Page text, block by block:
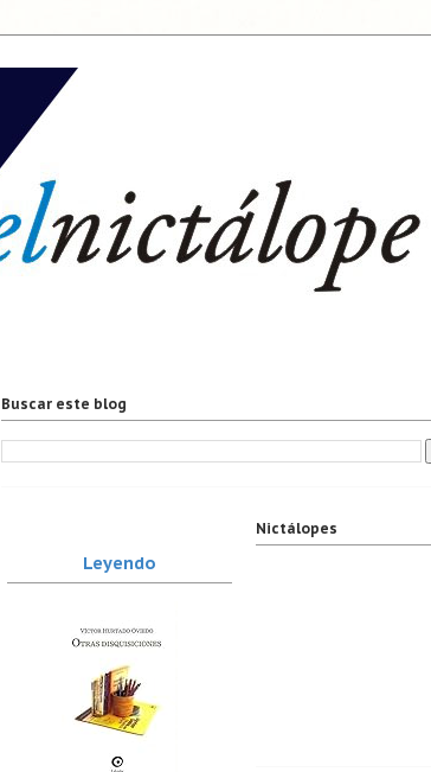
Buscar este blog
Leyendo
Nictálopes